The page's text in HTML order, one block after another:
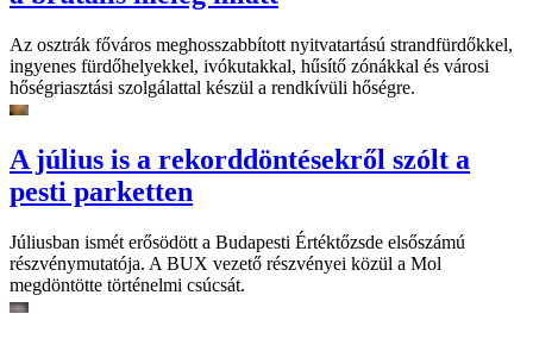
Az osztrák főváros meghosszabbított nyitvatartású strandfürdőkkel,
ingyenes fürdőhelyekkel, ivókutakkal, hűsítő zónákkal és városi
hőségriasztási szolgálattal készül a rendkívüli hőségre.
A július is a rekorddöntésekről szólt a
pesti parketten
Júliusban ismét erősödött a Budapesti Értéktőzsde elsőszámú
részvénymutatója. A BUX vezető részvényei közül a Mol
megdöntötte történelmi csúcsát.